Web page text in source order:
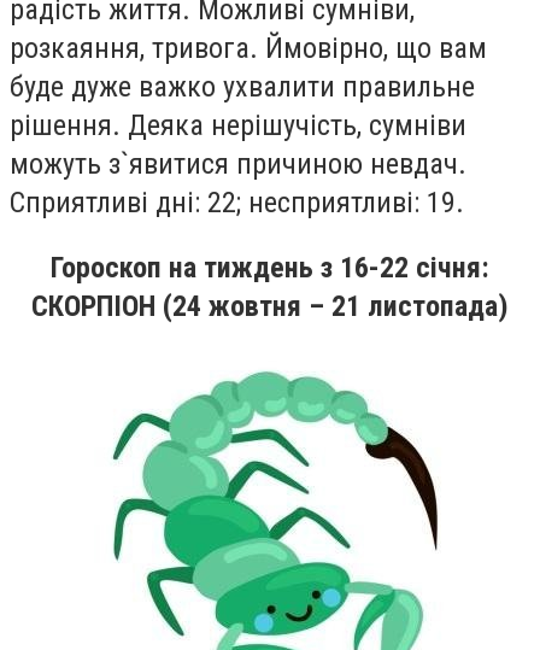
радiсть життя. Можливi сумнiви,
розкаяння, тривога. Ймовiрно, що вам
буде дуже важко ухвалити правильне
рiшення. Деяка нерiшучiсть, сумнiви
можуть з`явитися причиною невдач.
Сприятливi днi: 22; несприятливi: 19.
Гороскоп на тиждень з 16-22 січня:
СКОРПІОН (24 жовтня – 21 листопада)